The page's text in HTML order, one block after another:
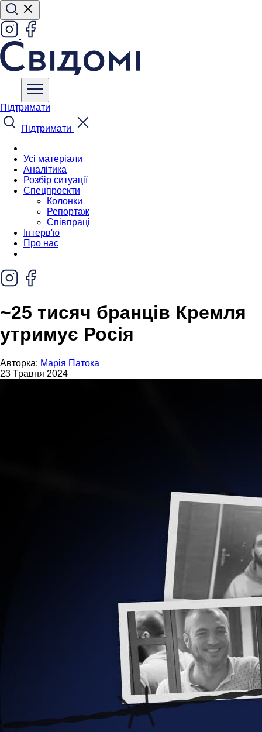
Підтримати
Підтримати
Усі матеріали
Аналітика
Розбір ситуації
Спецпроєкти
Колонки
Репортаж
Співпраці
Інтерв'ю
Про нас
~25 тисяч бранців Кремля
утримує Росія
Авторка: Марія Патока
23 Травня 2024